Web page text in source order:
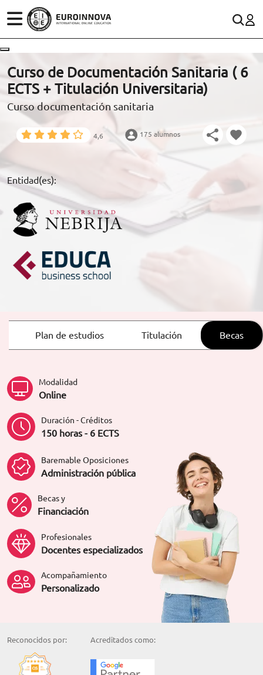
ÁREAS
ESTUDIOS
CONOCE EUROINNOVA
RECURSOS EDUCATIVOS
ARTÍCULOS
ORIENTACIÓN LABORAL
(+34)958 050 200(gratuito en España)
900 831 200
formacion@euroinnova.com
TRABAJA CON NOSOTROS
Curso de Documentación Sanitaria ( 6
ECTS + Titulación Universitaria)
Curso documentación sanitaria
4,6 175 alumnos
Entidad(es):
Plan de estudios Titulación Becas
Modalidad
Online
Duración - Créditos
150 horas - 6 ECTS
Baremable Oposiciones
Administración pública
Becas y
Financiación
Profesionales
Docentes especializados
Acompañamiento
Personalizado
Reconocidos por: Acreditados como: